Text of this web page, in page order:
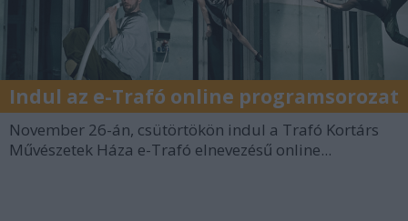
Indul az e-Trafó online programsorozat
November 26-án, csütörtökön indul a Trafó Kortárs
Művészetek Háza e-Trafó elnevezésű online...